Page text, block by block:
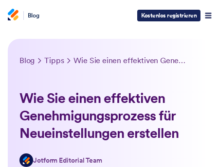
Blog Kostenlos registrieren
Blog Tipps Wie Sie einen effektiven Genehmigungsprozess für Neueinstellungen erstellen
Wie Sie einen effektiven
Genehmigungsprozess für
Neueinstellungen erstellen
Jotform Editorial Team